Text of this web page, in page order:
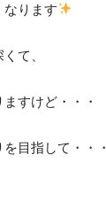
なります
て、
すけど・・・
目指して・・・